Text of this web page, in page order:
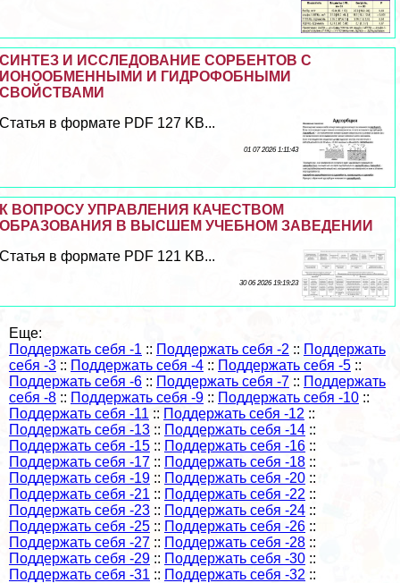
СИНТЕЗ И ИССЛЕДОВАНИЕ СОРБЕНТОВ С
ИОНООБМЕННЫМИ И ГИДРОФОБНЫМИ
СВОЙСТВАМИ
Статья в формате PDF 127 KB...
01 07 2026 1:11:43
К ВОПРОСУ УПРАВЛЕНИЯ КАЧЕСТВОМ
ОБРАЗОВАНИЯ В ВЫСШЕМ УЧЕБНОМ ЗАВЕДЕНИИ
Статья в формате PDF 121 KB...
30 06 2026 19:19:23
Еще:
Поддержать себя -1 :: Поддержать себя -2 :: Поддержать
себя -3 :: Поддержать себя -4 :: Поддержать себя -5 ::
Поддержать себя -6 :: Поддержать себя -7 :: Поддержать
себя -8 :: Поддержать себя -9 :: Поддержать себя -10 ::
Поддержать себя -11 :: Поддержать себя -12 ::
Поддержать себя -13 :: Поддержать себя -14 ::
Поддержать себя -15 :: Поддержать себя -16 ::
Поддержать себя -17 :: Поддержать себя -18 ::
Поддержать себя -19 :: Поддержать себя -20 ::
Поддержать себя -21 :: Поддержать себя -22 ::
Поддержать себя -23 :: Поддержать себя -24 ::
Поддержать себя -25 :: Поддержать себя -26 ::
Поддержать себя -27 :: Поддержать себя -28 ::
Поддержать себя -29 :: Поддержать себя -30 ::
Поддержать себя -31 :: Поддержать себя -32 ::